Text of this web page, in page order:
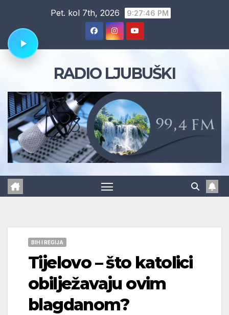
content
Pet. kol 7th, 2026 9:27:47 PM
RADIO LJUBUŠKI
BIH I REGIJA
Tijelovo – što katolici
obilježavaju ovim
blagdanom?